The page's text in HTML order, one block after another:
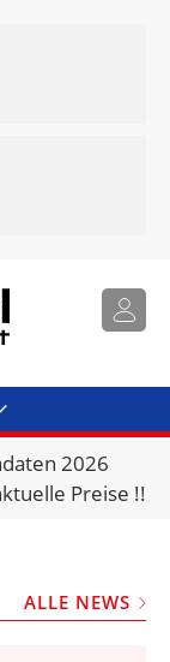
2026
Preise !!
ALLE NEWS